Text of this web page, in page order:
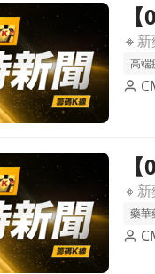
業即時新聞】新藥族
酵
高端
業即時新聞】新藥研
場
藥華